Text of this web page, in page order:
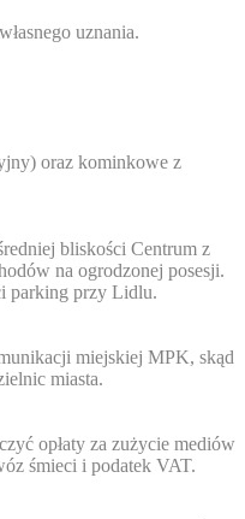
uznania.
oraz kominkowe z
bliskości Centrum z
na ogrodzonej posesji.
parking przy Lidlu.
miejskiej MPK, skąd
miasta.
opłaty za zużycie mediów
śmieci i podatek VAT.